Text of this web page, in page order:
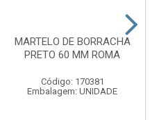
MARTELO DE BORRACHA
PRETO 60 MM ROMA
Código: 170381
Embalagem: UNIDADE